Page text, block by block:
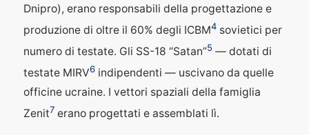
Dnipro), erano responsabili della progettazione e
produzione di oltre il 60% degli ICBM4sovietici per
numero di testate. Gli SS-18 “Satan”5 — dotati di
testate MIRV6indipendenti — uscivano da quelle
officine ucraine. I vettori spaziali della famiglia
Zenit7 erano progettati e assemblati lì.